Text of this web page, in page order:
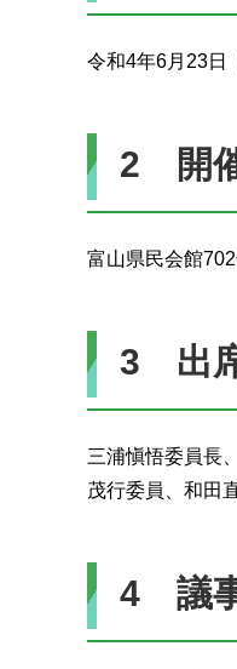
令和4年6月23日
2 開
富山県民会館
3 出
三浦愼悟委員長
茂行委員、和田
4 議